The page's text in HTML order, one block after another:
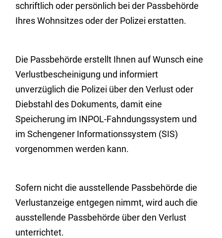
schriftlich oder persönlich bei der Passbehörde
Ihres Wohnsitzes oder der Polizei erstatten.
Die Passbehörde erstellt Ihnen auf Wunsch eine
Verlustbescheinigung und informiert
unverzüglich die Polizei über den Verlust oder
Diebstahl des Dokuments, damit eine
Speicherung im INPOL-Fahndungssystem und
im Schengener Informationssystem (SIS)
vorgenommen werden kann.
Sofern nicht die ausstellende Passbehörde die
Verlustanzeige entgegen nimmt, wird auch die
ausstellende Passbehörde über den Verlust
unterrichtet.